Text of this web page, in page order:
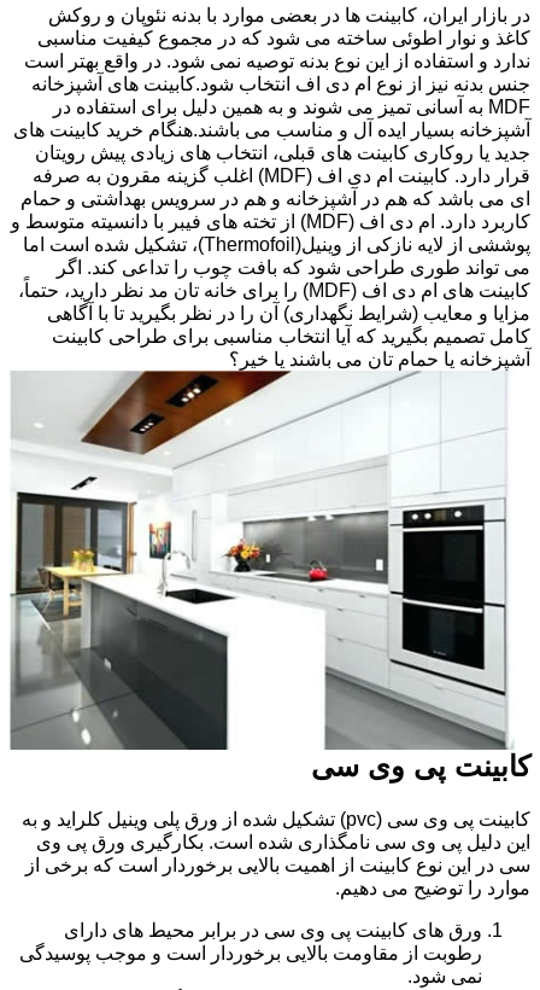
در بازار ایران، کابینت ها در بعضی موارد با بدنه نئوپان و روکش
کاغذ و نوار اطوئی ساخته می شود که در مجموع کیفیت مناسبی
ندارد و استفاده از این نوع بدنه توصیه نمی شود. در واقع بهتر است
جنس بدنه نیز از نوع ام دی اف انتخاب شود.کابینت های آشپزخانه
MDF به آسانی تمیز می شوند و به همین دلیل برای استفاده در
آشپزخانه بسیار ایده آل و مناسب می باشند.هنگام خرید کابینت های
جدید یا روکاری کابینت های قبلی، انتخاب های زیادی پیش رویتان
قرار دارد. کابینت ام دی اف (MDF) اغلب گزینه مقرون به صرفه
ای می باشد که هم در آشپزخانه و هم در سرویس بهداشتی و حمام
کاربرد دارد. ام دی اف (MDF) از تخته های فیبر با دانسیته متوسط و
پوششی از لایه نازکی از وینیل(Thermofoil)، تشکیل شده است اما
می تواند طوری طراحی شود که بافت چوب را تداعی کند. اگر
کابینت های ام دی اف (MDF) را برای خانه تان مد نظر دارید، حتماً،
مزایا و معایب (شرایط نگهداری) آن را در نظر بگیرید تا با آگاهی
کامل تصمیم بگیرید که آیا انتخاب مناسبی برای طراحی کابینت
آشپزخانه یا حمام تان می باشند یا خیر؟
کابینت پی وی سی
کابینت پی وی سی (pvc) تشکیل شده از ورق پلی وینیل کلراید و به
این دلیل پی وی سی نامگذاری شده است. بکارگیری ورق پی وی
سی در این نوع کابینت از اهمیت بالایی برخوردار است که برخی از
موارد را توضیح می دهیم.
ورق های کابینت پی وی سی در برابر محیط های دارای
رطوبت از مقاومت بالایی برخوردار است و موجب پوسیدگی
نمی شود.